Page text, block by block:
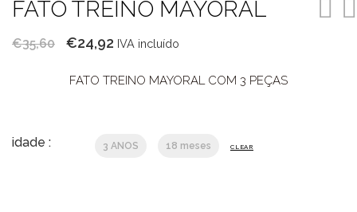
FATO TREINO MAYORAL
€35,60
O
original
€24,92 O
atual
IVA incluído
FATO TREINO MAYORAL COM 3 PEÇAS
idade : 3 ANOS 18 meses CLEAR